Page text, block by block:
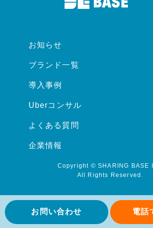
お問い合わせ 電話
お知らせ
ブランド一覧
導入事例
Uberコンサル
よくある質問
企業情報
Copyright © SHARING BASE
All Rights Reserved.